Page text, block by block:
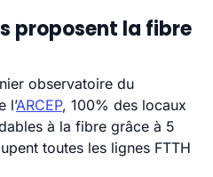
proposent la fibre
observatoire du
l’ARCEP, 100% des locaux
à la fibre grâce à 5
toutes les lignes FTTH